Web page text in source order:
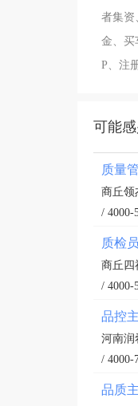
者集资
金、买
P、注
可能
质量
商丘领
/ 4000-
质检
商丘四
/ 4000-
品控
河南润
/ 4000-
品质